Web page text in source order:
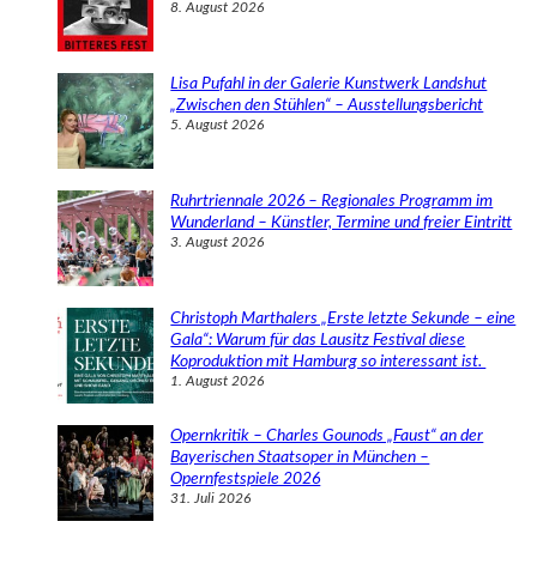
8. August 2026
Lisa Pufahl in der Galerie Kunstwerk Landshut
„Zwischen den Stühlen“ – Ausstellungsbericht
5. August 2026
Ruhrtriennale 2026 – Regionales Programm im
Wunderland – Künstler, Termine und freier Eintritt
3. August 2026
Christoph Marthalers „Erste letzte Sekunde – eine
Gala“: Warum für das Lausitz Festival diese
Koproduktion mit Hamburg so interessant ist.
1. August 2026
Opernkritik – Charles Gounods „Faust“ an der
Bayerischen Staatsoper in München –
Opernfestspiele 2026
31. Juli 2026